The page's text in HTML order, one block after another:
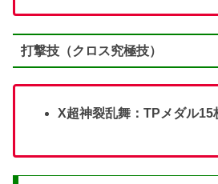
打撃技（クロス究極技）
X超神裂乱舞：TPメダル15